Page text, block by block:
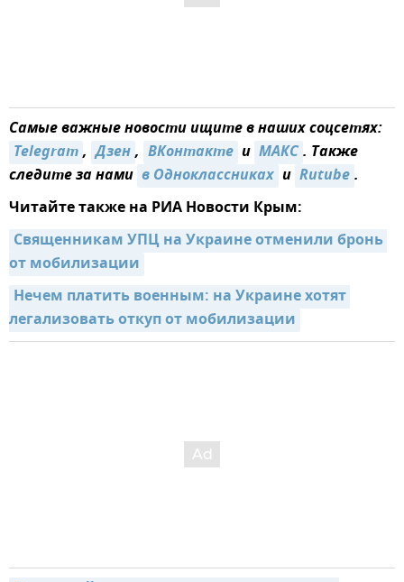
Самые важные новости ищите в наших соцсетях:
Telegram, Дзен, ВКонтакте и МАКС. Также
следите за нами в Одноклассниках и Rutube.
Читайте также на РИА Новости Крым:
Священникам УПЦ на Украине отменили бронь
от мобилизации
Нечем платить военным: на Украине хотят
легализовать откуп от мобилизации